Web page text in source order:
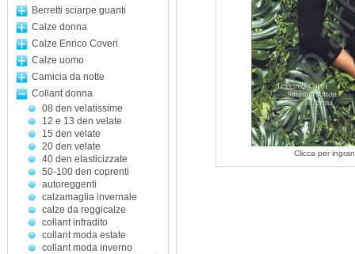
Berretti sciarpe guanti
Calze donna
Calze Enrico Coveri
Calze uomo
Camicia da notte
Collant donna
08 den velatissime
12 e 13 den velate
15 den velate
20 den velate
40 den elasticizzate
50-100 den coprenti
autoreggenti
calzamaglia invernale
calze da reggicalze
collant infradito
collant moda estate
collant moda inverno
Clicca per